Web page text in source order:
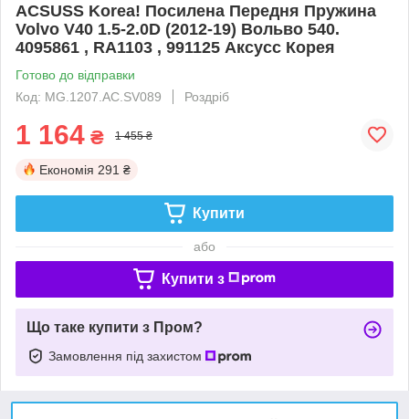
ACSUSS Korea! Посилена Передня Пружина
Volvo V40 1.5-2.0D (2012-19) Вольво 540.
4095861 , RA1103 , 991125 Аксусс Корея
Готово до відправки
Код: MG.1207.АС.SV089
Роздріб
1 164 ₴ 1 455 ₴
Економія 291 ₴
Купити
або
Купити з
Що таке купити з Пром?
Замовлення під захистом